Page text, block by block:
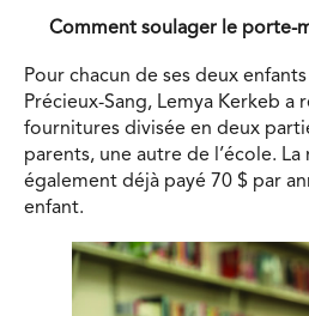
Comment soulager le porte-
Pour chacun de ses deux enfants
Précieux-Sang, Lemya Kerkeb a
fournitures divisée en deux
parents, une autre de l’école.
également déjà payé 70 $ par
enfant.